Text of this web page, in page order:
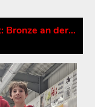
Glarner Curling-Nachwuchs brilliert: Bronze an der Schweizermeisterschaft